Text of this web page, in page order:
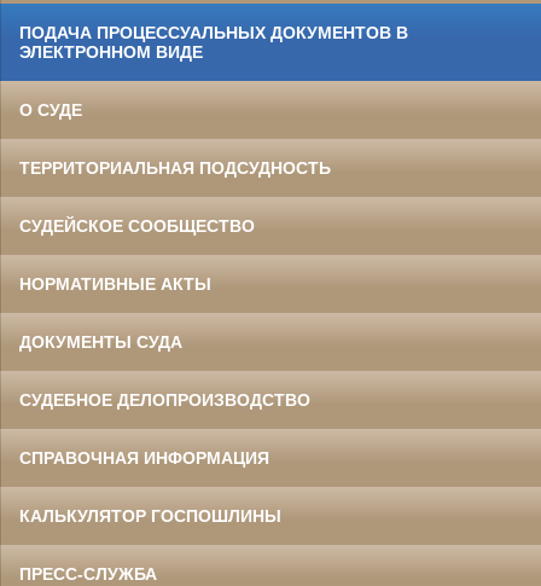
ПОДАЧА ПРОЦЕССУАЛЬНЫХ ДОКУМЕНТОВ В
ЭЛЕКТРОННОМ ВИДЕ
О СУДЕ
ТЕРРИТОРИАЛЬНАЯ ПОДСУДНОСТЬ
СУДЕЙСКОЕ СООБЩЕСТВО
НОРМАТИВНЫЕ АКТЫ
ДОКУМЕНТЫ СУДА
СУДЕБНОЕ ДЕЛОПРОИЗВОДСТВО
СПРАВОЧНАЯ ИНФОРМАЦИЯ
КАЛЬКУЛЯТОР ГОСПОШЛИНЫ
ПРЕСС-СЛУЖБА